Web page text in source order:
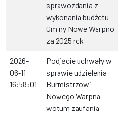
sprawozdania z
wykonania budżetu
Gminy Nowe Warpno
za 2025 rok
2026-
06-11
16:58:01
Podjęcie uchwały w
sprawie udzielenia
Burmistrzowi
Nowego Warpna
wotum zaufania